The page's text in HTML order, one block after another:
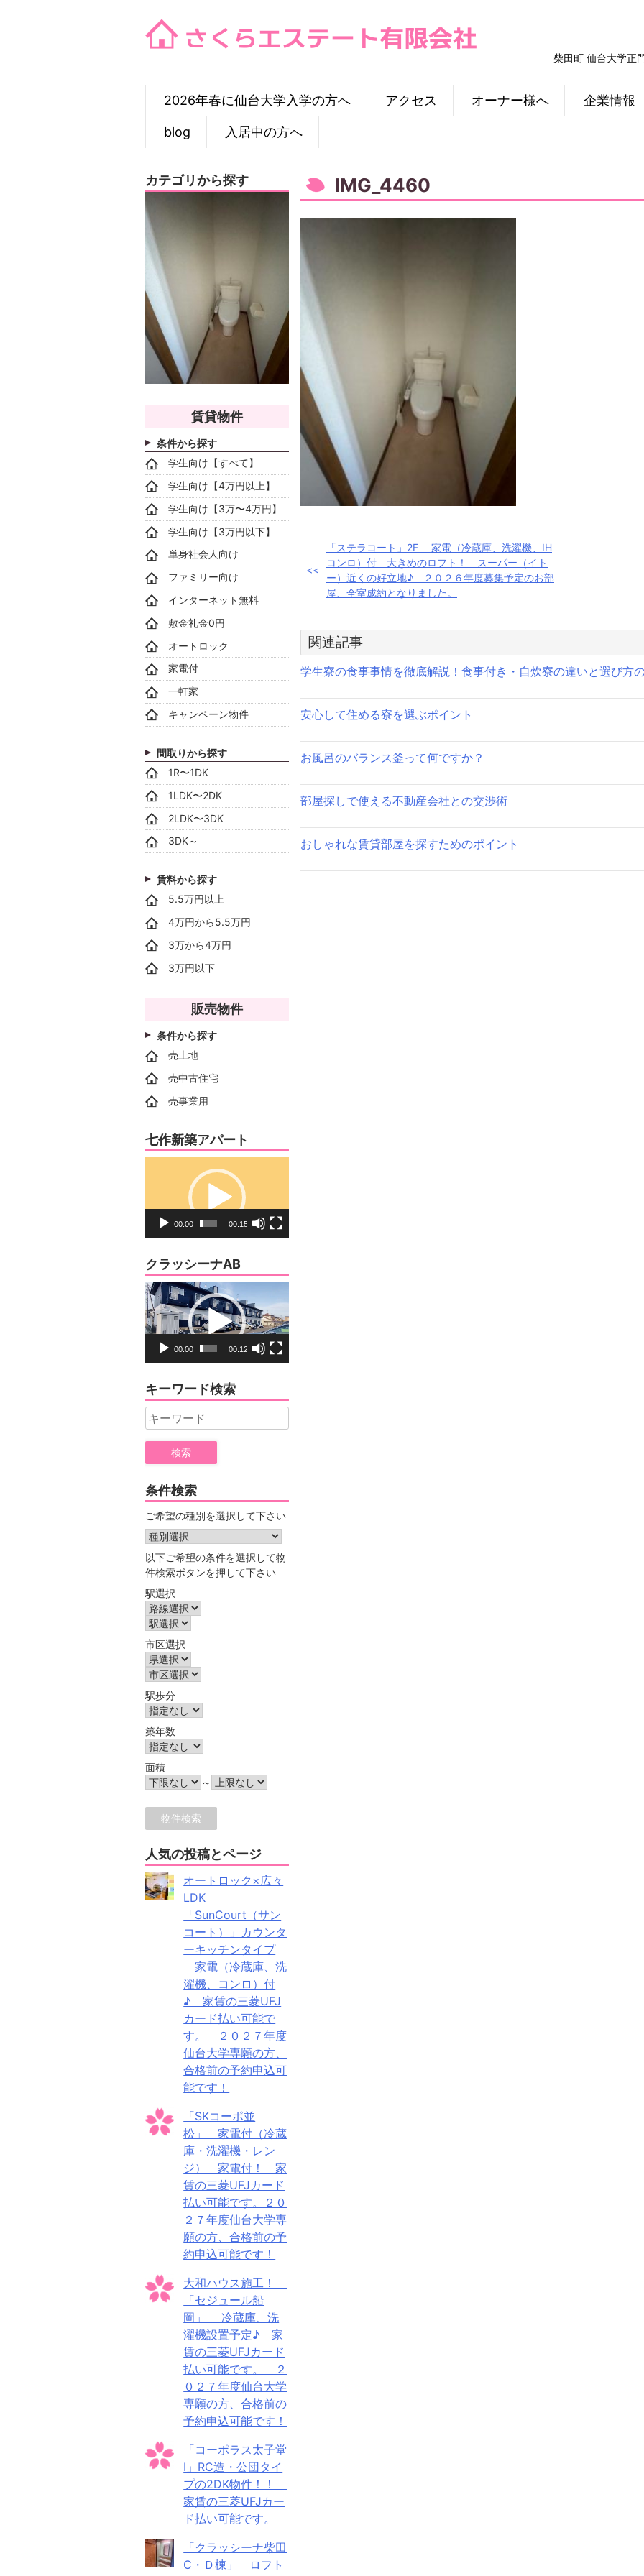
柴田町 仙台大学正
2026年春に仙台大学入学の方へ アクセス オーナー様へ 企業情報
blog 入居中の方へ
IMG_4460
稿
ビ
ゲ
ー
シ
ン
「ステラコート」2F 家電（冷蔵庫、洗濯機、IH
コンロ）付 大きめのロフト！ スーパー（イト
ー）近くの好立地♪ ２０２６年度募集予定のお部
屋、全室成約となりました。
関連記事
学生寮の食事事情を徹底解説！食事付き・自炊寮の違いと選び方
安心して住める寮を選ぶポイント
お風呂のバランス釜って何ですか？
部屋探しで使える不動産会社との交渉術
おしゃれな賃貸部屋を探すためのポイント
カテゴリから探す
賃貸物件
条件から探す
学生向け【すべて】
学生向け【4万円以上】
学生向け【3万〜4万円】
学生向け【3万円以下】
単身社会人向け
ファミリー向け
インターネット無料
敷金礼金0円
オートロック
家電付
一軒家
キャンペーン物件
間取りから探す
1R〜1DK
1LDK〜2DK
2LDK〜3DK
3DK～
賃料から探す
5.5万円以上
4万円から5.5万円
3万から4万円
3万円以下
販売物件
条件から探す
売土地
売中古住宅
売事業用
七作新築アパート
ー
00:00 00:15
クラッシーナAB
動
画
プ
ー
00:00 00:12
キーワード検索
Search
for:
条件検索
ご希望の種別を選択して下さい
以下ご希望の条件を選択して物
件検索ボタンを押して下さい
駅選択
市区選択
駅歩分
築年数
面積
～
人気の投稿とページ
オートロック×広々
LDK
「SunCourt（サン
コート）」カウンタ
ーキッチンタイプ
家電（冷蔵庫、洗
濯機、コンロ）付
♪ 家賃の三菱UFJ
カード払い可能で
す。 ２０２７年度
仙台大学専願の方、
合格前の予約申込可
能です！
「SKコーポ並
松」 家電付（冷蔵
庫・洗濯機・レン
ジ） 家電付！ 家
賃の三菱UFJカード
払い可能です。２０
２７年度仙台大学専
願の方、合格前の予
約申込可能です！
大和ハウス施工！
「セジュール船
岡」 冷蔵庫、洗
濯機設置予定♪ 家
賃の三菱UFJカード
払い可能です。 ２
０２７年度仙台大学
専願の方、合格前の
予約申込可能です！
「コーポラス太子堂
Ⅰ」RC造・公団タイ
プの2DK物件！！
家賃の三菱UFJカー
ド払い可能です。
「クラッシーナ柴田
C・Ｄ棟」 ロフト